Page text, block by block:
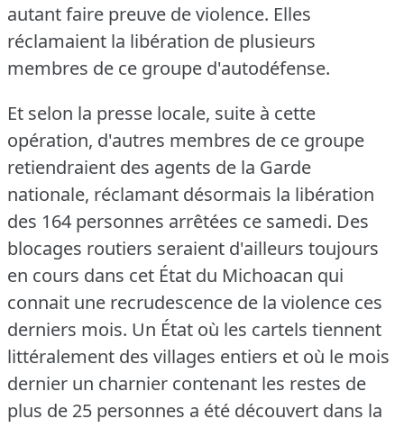
autant faire preuve de violence. Elles
réclamaient la libération de plusieurs
membres de ce groupe d'autodéfense.
Et selon la presse locale, suite à cette
opération, d'autres membres de ce groupe
retiendraient des agents de la Garde
nationale, réclamant désormais la libération
des 164 personnes arrêtées ce samedi. Des
blocages routiers seraient d'ailleurs toujours
en cours dans cet État du Michoacan qui
connait une recrudescence de la violence ces
derniers mois. Un État où les cartels tiennent
littéralement des villages entiers et où le mois
dernier un charnier contenant les restes de
plus de 25 personnes a été découvert dans la